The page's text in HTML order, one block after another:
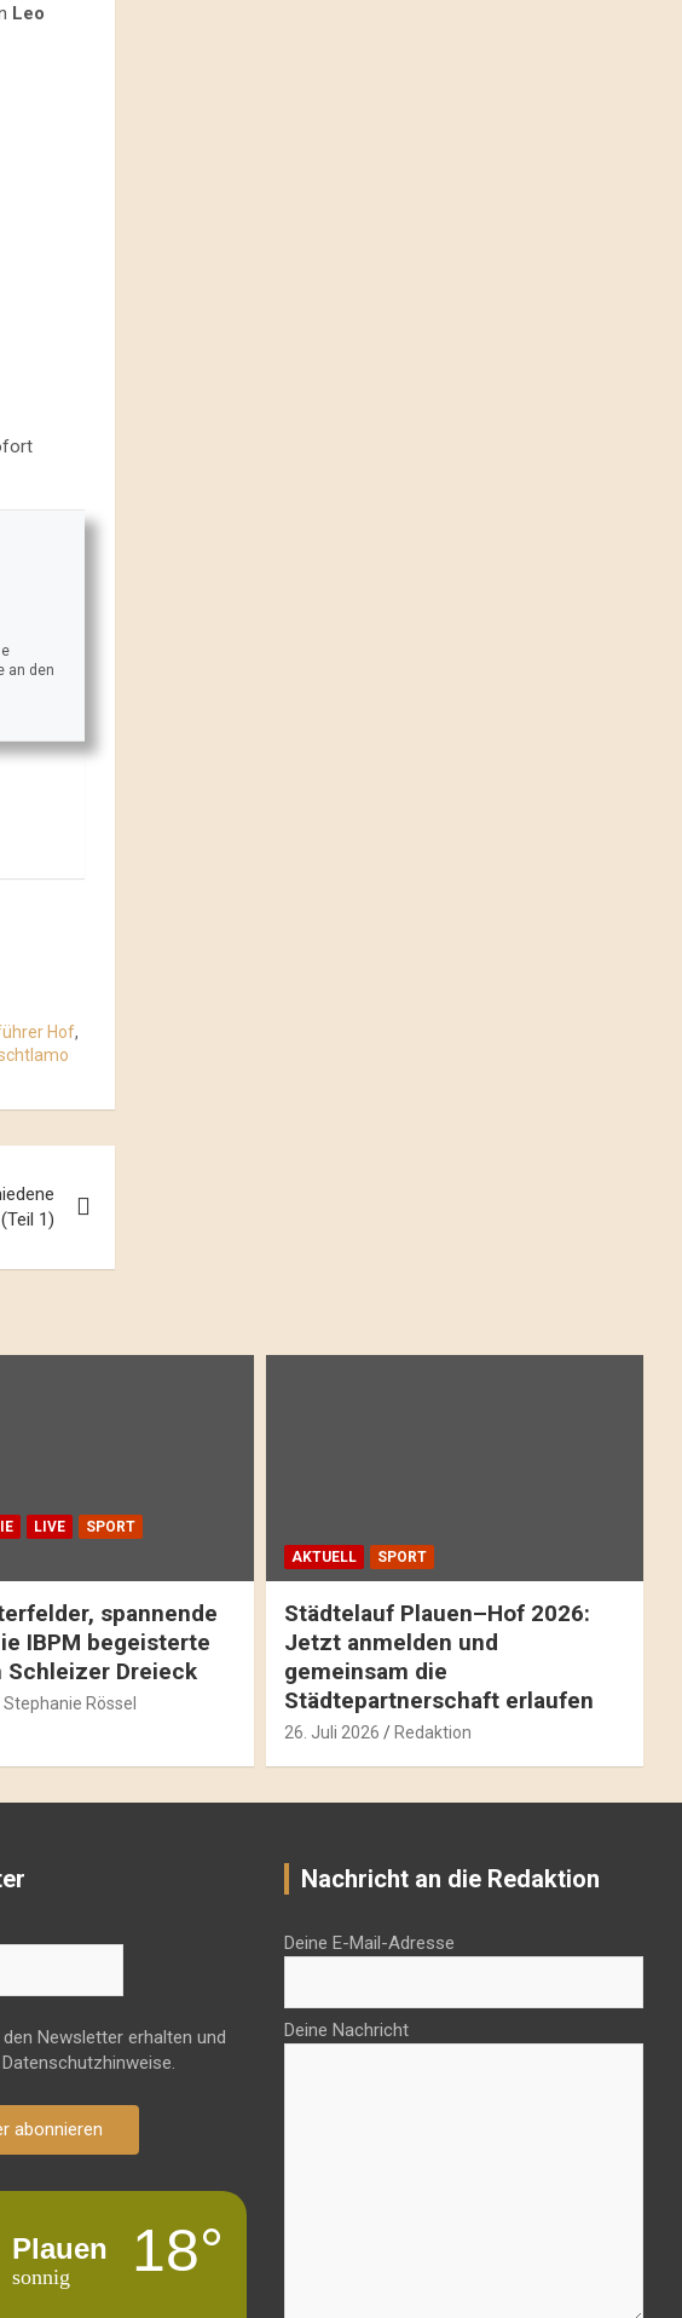
Leo
an den
Hof,
1)
LIVE
SPORT
spannende
IBPM begeisterte
Schleizer Dreieck
Stephanie Rössel
AKTUELL SPORT
Städtelauf Plauen–Hof 2026:
Jetzt anmelden und
gemeinsam die
Städtepartnerschaft erlaufen
26. Juli 2026 Redaktion
Newsletter erhalten und
abonnieren
Plauen
sonnig 18°
Nachricht an die Redaktion
Deine E-Mail-Adresse
Deine Nachricht